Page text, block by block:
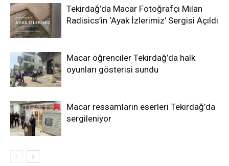
Tekirdağ’da Macar Fotoğrafçı Milan
Radisics’in ‘Ayak İzlerimiz’ Sergisi Açıldı
Macar öğrenciler Tekirdağ’da halk
oyunları gösterisi sundu
Macar ressamların eserleri Tekirdağ’da
sergileniyor